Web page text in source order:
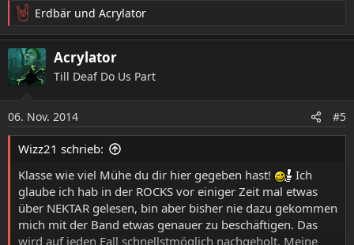
R
e
a
k
t
n
e
n
Erdbär und Acrylator
Acrylator
Till Deaf Do Us Part
06. Nov. 2014 #5
Wizz21 schrieb:
Klasse wie viel Mühe du dir hier gegeben hast!
Ich
glaube ich hab in der ROCKS vor einiger Zeit mal etwas
über NEKTAR gelesen, bin aber bisher nie dazu gekommen
mich mit der Band etwas genauer zu beschäftigen. Das
wird auf jeden Fall schnellstmöglich nachgeholt. Meine